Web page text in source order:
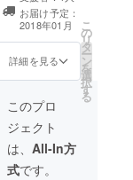
お届け予定：
2018年01月
詳細を見る
こ
の
リ
タ
ー
ン
を
選
択
す
る
このプロ
ジェクト
は、 All-In方
式です。